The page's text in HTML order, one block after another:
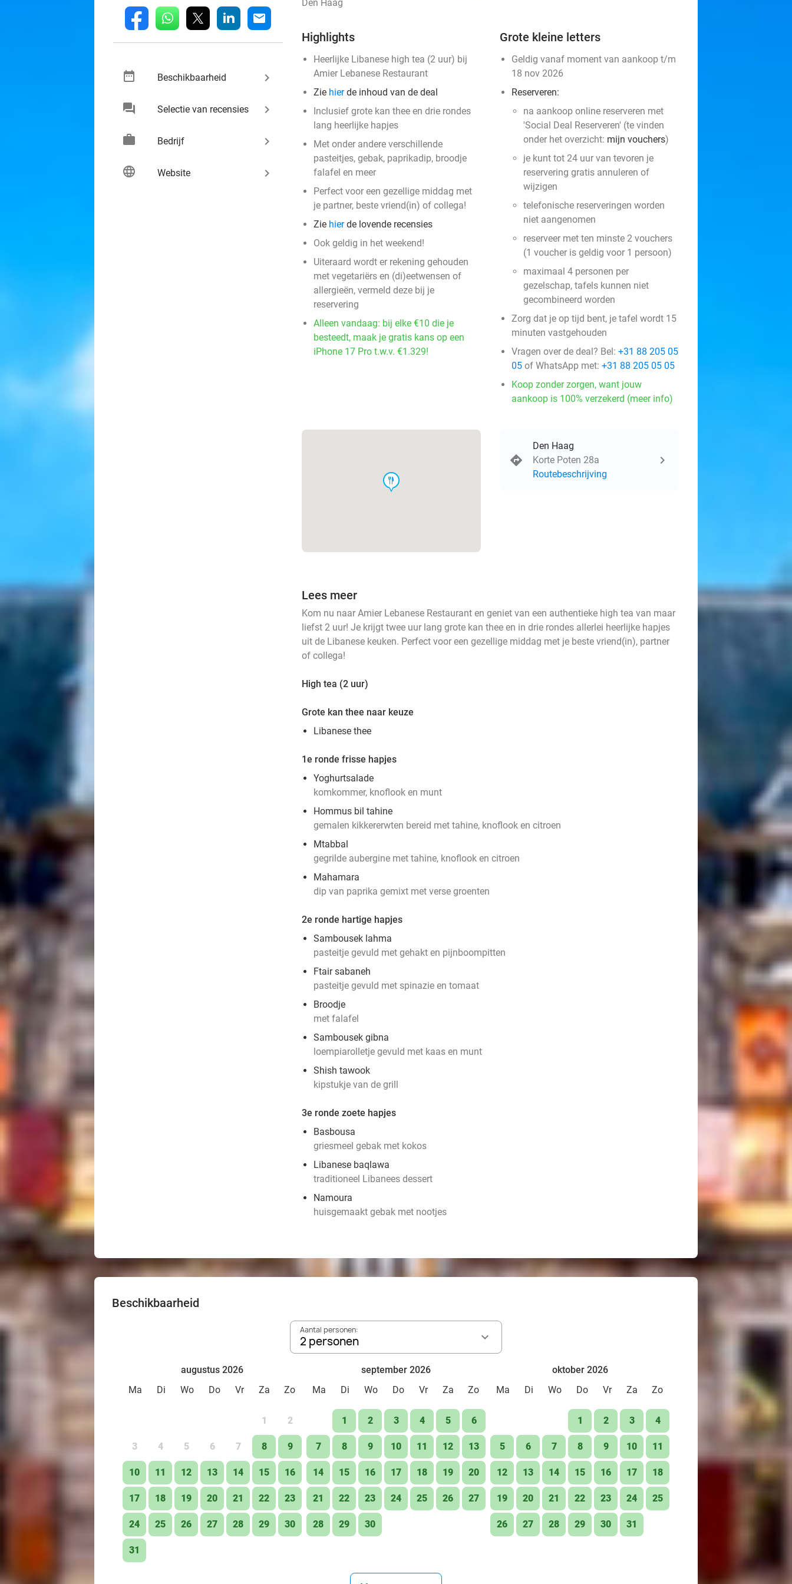
fb whatsapp linkedin mail
date_range Beschikbaarheid keyboard_arrow_right
chat Selectie van recensies keyboard_arrow_right
work Bedrijf keyboard_arrow_right
language Website keyboard_arrow_right
Den Haag
Highlights
Heerlijke Libanese high tea (2 uur) bij
Amier Lebanese Restaurant
Zie hierde inhoud van de deal
Inclusief grote kan thee en drie rondes
lang heerlijke hapjes
Met onder andere verschillende
pasteitjes, gebak, paprikadip, broodje
falafel en meer
Perfect voor een gezellige middag met
je partner, beste vriend(in) of collega!
Zie hierde lovende recensies
Ook geldig in het weekend!
Uiteraard wordt er rekening gehouden
met vegetariërs en (di)eetwensen of
allergieën, vermeld deze bij je
reservering
Alleen vandaag: bij elke €10 die je
besteedt, maak je gratis kans op een
iPhone 17 Pro t.w.v. €1.329!
Grote kleine letters
Geldig vanaf moment van aankoop t/m
18 nov 2026
Reserveren:
na aankoop online reserveren met
'Social Deal Reserveren' (te vinden
onder het overzicht: mijn vouchers)
je kunt tot 24 uur van tevoren je
reservering gratis annuleren of
wijzigen
telefonische reserveringen worden
niet aangenomen
​reserveer met ten minste 2 vouchers
(1 voucher is geldig voor 1 persoon)
maximaal 4 personen per
gezelschap, tafels kunnen niet
gecombineerd worden
Zorg dat je op tijd bent, je tafel wordt 15
minuten vastgehouden
Vragen over de deal? Bel: +31 88 205 05
05 of WhatsApp met: +31 88 205 05 05
Koop zonder zorgen, want jouw
aankoop is 100% verzekerd (meer info)
food
Den Haag
Korte Poten 28a
Routebeschrijving
Lees meer
Kom nu naar Amier Lebanese Restaurant en geniet van een authentieke high tea van maar
liefst 2 uur! Je krijgt twee uur lang grote kan thee en in drie rondes allerlei heerlijke hapjes
uit de Libanese keuken. Perfect voor een gezellige middag met je beste vriend(in), partner
of collega!
High tea (2 uur)
Grote kan thee naar keuze
Libanese thee
1e ronde frisse hapjes
Yoghurtsalade
komkommer, knoflook en munt
Hommus bil tahine
gemalen kikkererwten bereid met tahine, knoflook en citroen
Mtabbal
gegrilde aubergine met tahine, knoflook en citroen
Mahamara
dip van paprika gemixt met verse groenten
2e ronde hartige hapjes
Sambousek lahma
pasteitje gevuld met gehakt en pijnboompitten
Ftair sabaneh
pasteitje gevuld met spinazie en tomaat
Broodje
met falafel
Sambousek gibna
loempiarolletje gevuld met kaas en munt
Shish tawook
kipstukje van de grill
3e ronde zoete hapjes
Basbousa
griesmeel gebak met kokos
Libanese baqlawa
traditioneel Libanees dessert
Namoura
huisgemaakt gebak met nootjes
Beschikbaarheid
Aantal personen:
2 personen
augustus 2026
Ma
Di Wo Do Vr Za Zo
1 2
3 4 5 6 7 8 9
10 11 12 13 14 15 16
17 18 19 20 21 22 23
24 25 26 27 28 29 30
31
september 2026
Ma
Di Wo Do Vr Za Zo
1 2 3 4 5 6
7 8 9 10 11 12 13
14 15 16 17 18 19 20
21 22 23 24 25 26 27
28 29 30
oktober 2026
Ma
Di Wo Do Vr Za Zo
1 2 3 4
5 6 7 8 9 10 11
12 13 14 15 16 17 18
19 20 21 22 23 24 25
26 27 28 29 30 31